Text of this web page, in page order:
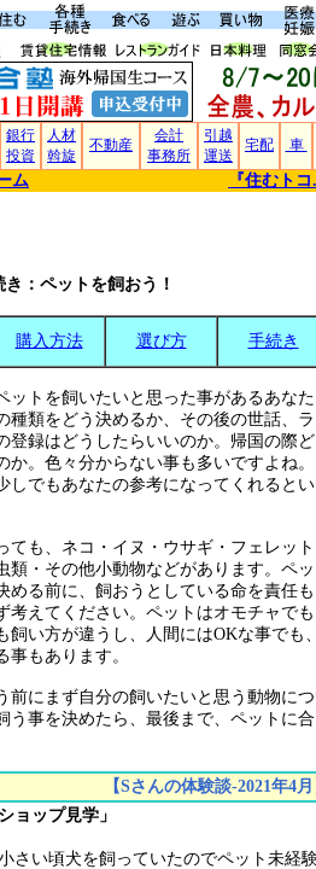
銀行
投資
人材
斡旋
不動産
会計
事務所
引越
運送
宅配 車
ム 『住むトコ
：ペットを飼おう！
購入方法 選び方 手続き
ットを飼いたいと思った事があるあなた
種類をどう決めるか、その後の世話、ラ
登録はどうしたらいいのか。帰国の際ど
か。色々分からない事も多いですよね。
しでもあなたの参考になってくれると
ても、ネコ・イヌ・ウサギ・フェレット
類・その他小動物などがあります。ペッ
める前に、飼おうとしている命を責任
考えてください。ペットはオモチャで
飼い方が違うし、人間にはOKな事でも
事もあります。
前にまず自分の飼いたいと思う動物に
う事を決めたら、最後まで、ペットに
【Sさんの体験談-2021年4月
ョップ見学」
さい頃犬を飼っていたのでペット未経